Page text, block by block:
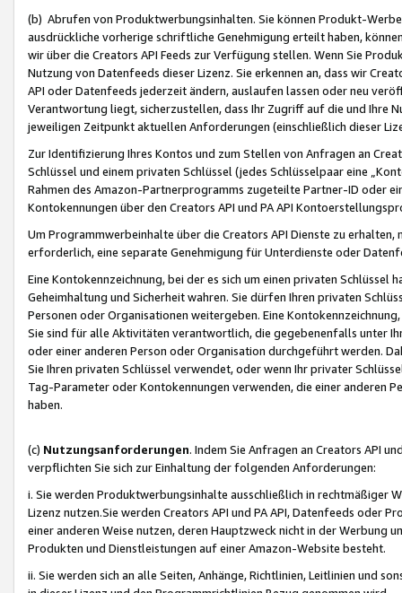
(b) Abrufen von Produktwerbungsinhalten. Sie können Produkt-
ausdrückliche vorherige schriftliche Genehmigung erteilt haben,
wir über die Creators API Feeds zur Verfügung stellen. Wenn Sie
Nutzung von Datenfeeds dieser Lizenz. Sie erkennen an, dass wir
API oder Datenfeeds jederzeit ändern, auslaufen lassen oder neu
Verantwortung liegt, sicherzustellen, dass Ihr Zugriff auf die und Ihre
jeweiligen Zeitpunkt aktuellen Anforderungen (einschließlich dieser
Zur Identifizierung Ihres Kontos und zum Stellen von Anfragen an
Schlüssel und einem privaten Schlüssel (jedes Schlüsselpaar eine
Rahmen des Amazon-Partnerprogramms zugeteilte Partner-ID oder
Kontokennungen über den Creators API und PA API
Um Programmwerbeinhalte über die Creators API Dienste zu
erforderlich, eine separate Genehmigung für Unterdienste oder
Eine Kontokennzeichnung, bei der es sich um einen privaten
Geheimhaltung und Sicherheit wahren. Sie dürfen Ihren privaten
Personen oder Organisationen weitergeben. Eine
Sie sind für alle Aktivitäten verantwortlich, die gegebenenfalls unter
oder einer anderen Person oder Organisation durchgeführt werden.
Sie Ihren privaten Schlüssel verwendet, oder wenn Ihr privater
Tag-Parameter oder Kontokennungen verwenden, die einer anderen
haben.
(c) Nutzungsanforderungen. Indem Sie Anfragen an Creators API
verpflichten Sie sich zur Einhaltung der folgenden Anforderungen:
i. Sie werden Produktwerbungsinhalte ausschließlich in rechtmäßiger
Lizenz nutzen.Sie werden Creators API und PA API, Datenfeeds oder
einer anderen Weise nutzen, deren Hauptzweck nicht in der Werbung
Produkten und Dienstleistungen auf einer Amazon-Website besteht.
ii. Sie werden sich an alle Seiten, Anhänge, Richtlinien, Leitlinien und